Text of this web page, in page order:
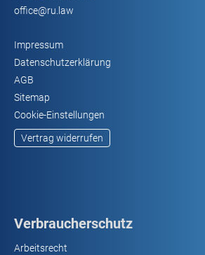
office@ru.law
Impressum
Datenschutzerklärung
AGB
Sitemap
Cookie-Einstellungen
Vertrag widerrufen
Verbraucherschutz
Arbeitsrecht